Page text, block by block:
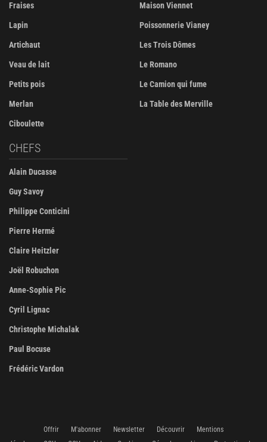
Fraises
Lapin
Artichaut
Veau de lait
Petits pois
Merlan
Ciboulette
Maison Viennet
Poissonnerie Vianey
Les Trois Dômes
Le Romano
Le Camion qui fume
La Table des Merville
CHEFS
Alain Ducasse
Guy Savoy
Philippe Conticini
Pierre Hermé
Claire Heitzler
Joël Robuchon
Anne-Sophie Pic
Cyril Lignac
Christophe Michalak
Paul Bocuse
Frédéric Vardon
Offrir M'abonner Newsletter Découvrir
Mentions